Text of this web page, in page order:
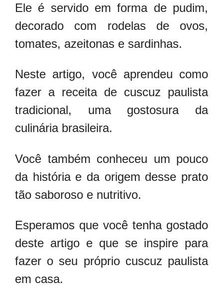
Ele é servido em forma de pudim,
decorado com rodelas de ovos,
tomates, azeitonas e sardinhas.
Neste artigo, você aprendeu como
fazer a receita de cuscuz paulista
tradicional, uma gostosura da
culinária brasileira.
Você também conheceu um pouco
da história e da origem desse prato
tão saboroso e nutritivo.
Esperamos que você tenha gostado
deste artigo e que se inspire para
fazer o seu próprio cuscuz paulista
em casa.